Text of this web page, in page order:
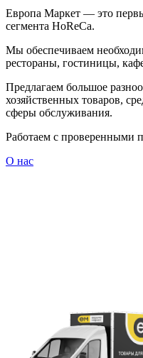
Европа Маркет — это
сегмента HoReCa.
Мы обеспечиваем
рестораны, гостиницы,
Предлагаем большое
хозяйственных товаров,
сферы обслуживания.
Работаем с проверенными
О нас